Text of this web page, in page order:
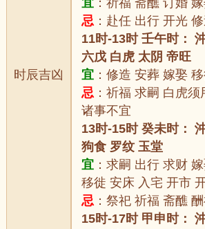
时辰吉凶
宜 ：祈福 斋醮 订婚
忌 ：赴任 出行 开光
11时-13时 壬午时：
六戊 白虎 太阴 帝旺
宜 ：修造 安葬 嫁娶
忌 ：祈福 求嗣 白虎
诸事不宜
13时-15时 癸未时：
狗食 罗纹 玉堂
宜 ：求嗣 出行 求财
移徙 安床 入宅 开市
忌 ：祭祀 祈福 斋醮
15时-17时 甲申时：